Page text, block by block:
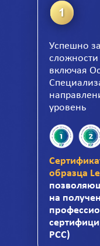
Успешно
включая
уровень
образца
на
РСС)